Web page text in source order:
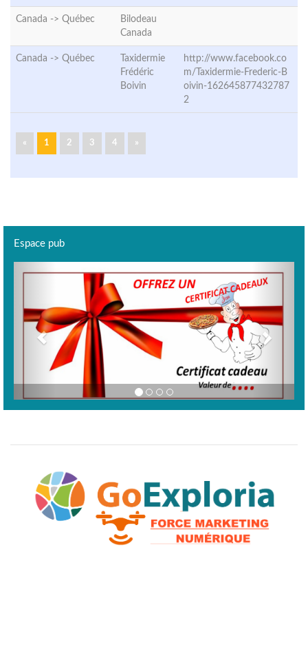
Canada -> Québec
Bilodeau
Canada
Canada -> Québec
Taxidermie
Frédéric
Boivin
http://www.facebook.co
m/Taxidermie-Frederic-B
oivin-162645877432787
2
« 1 2 3 4 »
Espace pub